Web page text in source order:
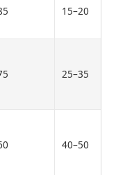
15–20
25–35
40–50